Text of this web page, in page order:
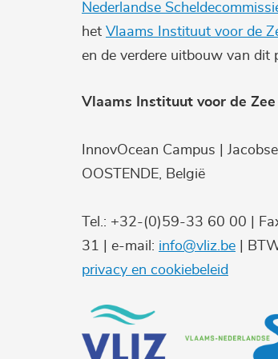
Nederlandse
het Vlaams Instituut voor de
en de verdere uitbouw van dit
Vlaams Instituut voor de Zee
InnovOcean Campus |
OOSTENDE, België
Tel.: +32-(0)59-33 60 00 |
31 | e-mail: info@vliz.be |
privacy en cookiebeleid